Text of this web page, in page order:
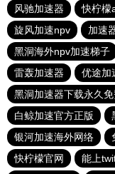
风驰加速器
快柠檬
旋风加速npv
加速
黑洞海外npv加速梯子
雷轰加速器
优途加
黑洞加速器下载永久
白鲸加速官方正版
银河加速海外网络
快柠檬官网
能上